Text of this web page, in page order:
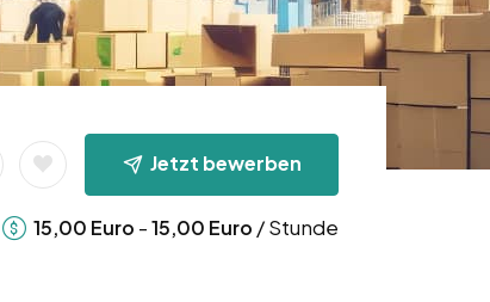
Jetzt bewerben
15,00 Euro -15,00 Euro / Stunde